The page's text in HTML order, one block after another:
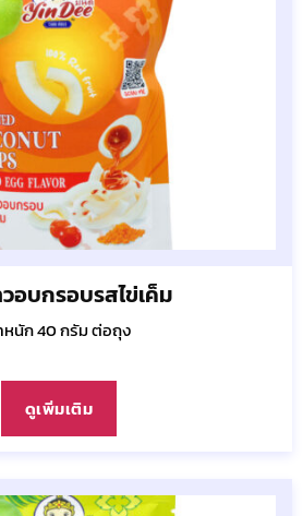
อบกรอบรสไข่เค็ม
หนัก 40 กรัม ต่อถุง
ดูเพิ่มเติม